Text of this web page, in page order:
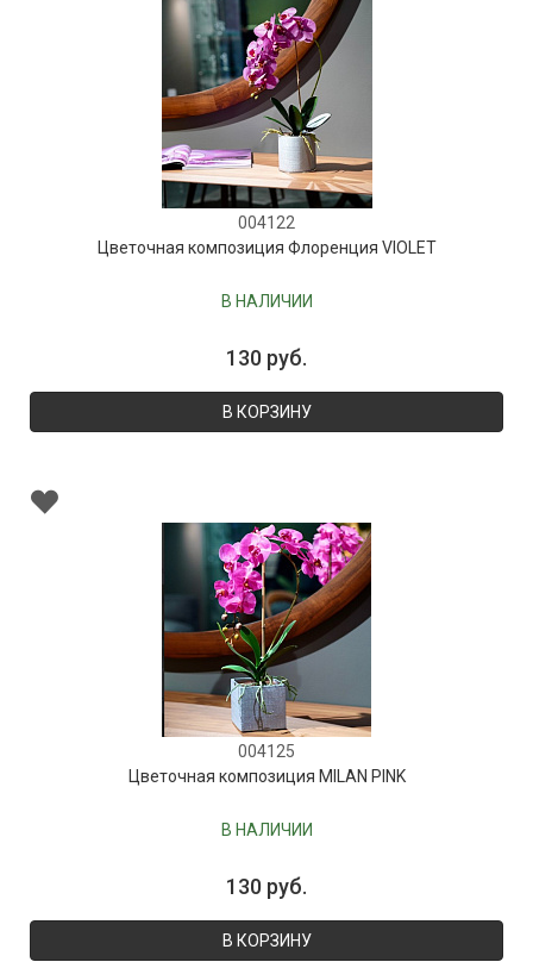
004122
Цветочная композиция Флоренция VIOLET
В НАЛИЧИИ
130 руб.
В КОРЗИНУ
004125
Цветочная композиция MILAN PINK
В НАЛИЧИИ
130 руб.
В КОРЗИНУ